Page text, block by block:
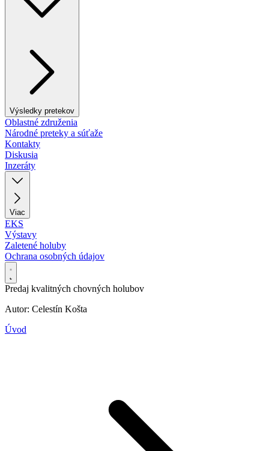
Výsledky pretekov
Oblastné združenia
Národné preteky a súťaže
Kontakty
Diskusia
Inzeráty
Viac
EKS
Výstavy
Zaletené holuby
Ochrana osobných údajov
Predaj kvalitných chovných holubov
Autor: Celestín Košta
Úvod